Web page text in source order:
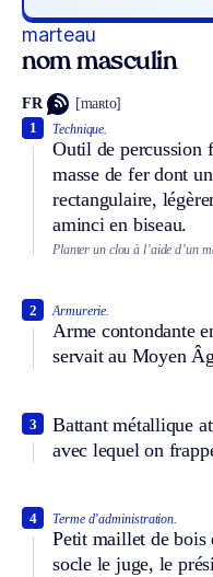
marteau
nom masculin
FR [maʀto]
Technique.
Outil de percussion
masse de fer dont
rectangulaire,
aminci en biseau.
1
Planter un clou à l’aide d’un
Armurerie.
Arme contondante
servait au Moyen
2
Battant métallique
avec lequel on
3
Terme d’administration.
Petit maillet de bois
socle le juge, le
4